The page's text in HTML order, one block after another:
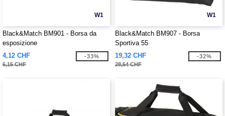
W1
Black&Match BM901 - Borsa da
esposizione
4,12 CHF
6,15 CHF
-33%
W1
Black&Match BM907 - Borsa
Sportiva 55
19,32 CHF
28,54 CHF
-32%